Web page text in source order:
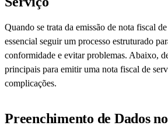
Quando se trata da emissão de nota fiscal
essencial seguir um processo estruturado
conformidade e evitar problemas. Abaixo,
principais para emitir uma nota fiscal de
complicações.
Preenchimento de Dados